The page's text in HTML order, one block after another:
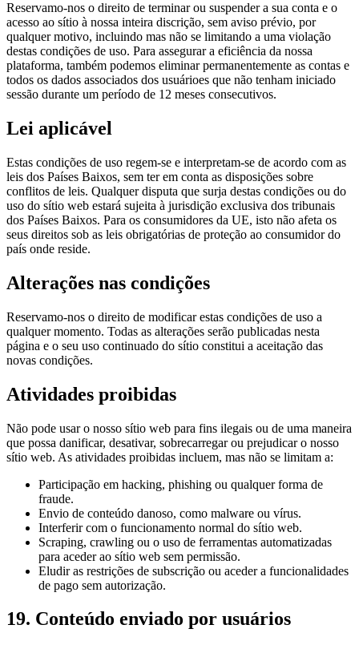
Reservamo-nos o direito de terminar ou suspender a sua conta e o
acesso ao sítio à nossa inteira discrição, sem aviso prévio, por
qualquer motivo, incluindo mas não se limitando a uma violação
destas condições de uso. Para assegurar a eficiência da nossa
plataforma, também podemos eliminar permanentemente as contas e
todos os dados associados dos usuárioes que não tenham iniciado
sessão durante um período de 12 meses consecutivos.
Lei aplicável
Estas condições de uso regem-se e interpretam-se de acordo com as
leis dos Países Baixos, sem ter em conta as disposições sobre
conflitos de leis. Qualquer disputa que surja destas condições ou do
uso do sítio web estará sujeita à jurisdição exclusiva dos tribunais
dos Países Baixos. Para os consumidores da UE, isto não afeta os
seus direitos sob as leis obrigatórias de proteção ao consumidor do
país onde reside.
Alterações nas condições
Reservamo-nos o direito de modificar estas condições de uso a
qualquer momento. Todas as alterações serão publicadas nesta
página e o seu uso continuado do sítio constitui a aceitação das
novas condições.
Atividades proibidas
Não pode usar o nosso sítio web para fins ilegais ou de uma maneira
que possa danificar, desativar, sobrecarregar ou prejudicar o nosso
sítio web. As atividades proibidas incluem, mas não se limitam a:
Participação em hacking, phishing ou qualquer forma de
fraude.
Envio de conteúdo danoso, como malware ou vírus.
Interferir com o funcionamento normal do sítio web.
Scraping, crawling ou o uso de ferramentas automatizadas
para aceder ao sítio web sem permissão.
Eludir as restrições de subscrição ou aceder a funcionalidades
de pago sem autorização.
19. Conteúdo enviado por usuários